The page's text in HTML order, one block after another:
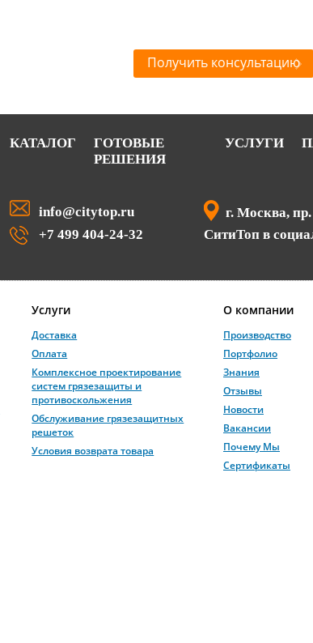
Получить консультацию
КАТАЛОГ
ГОТОВЫЕ
РЕШЕНИЯ
УСЛУГИ
info@citytop.ru
+7 499 404-24-32
г. Москва,
СитиТоп в
Услуги
Доставка
Оплата
Комплексное проектирование
систем грязезащиты и
противоскольжения
Обслуживание грязезащитных
решеток
Условия возврата товара
О компании
Производство
Портфолио
Знания
Отзывы
Новости
Вакансии
Почему Мы
Сертификаты